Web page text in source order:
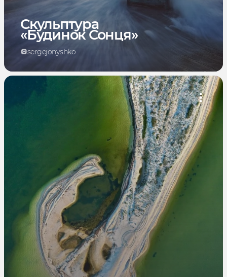
Скульптура
«Будинок Сонця»
sergejonyshko